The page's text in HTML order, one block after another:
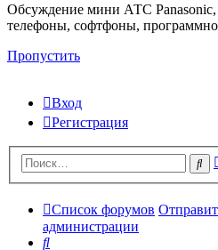
Обсуждение мини АТС Panasonic,
телефоны, софтфоны,
Пропустить
Вход
Регистрация
Список форумов
администрации
Поиск